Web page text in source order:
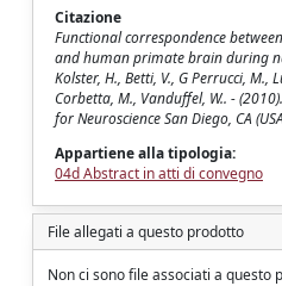
Citazione
Functional correspondence
and human primate brain during
Kolster, H., Betti, V., G Perrucci, M.,
Corbetta, M., Vanduffel, W.. -
for Neuroscience San Diego, CA
Appartiene alla tipologia:
04d Abstract in atti di convegno
File allegati a questo prodotto
Non ci sono file associati a questo